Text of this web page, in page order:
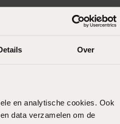
Over
en analytische cookies. Ook
data verzamelen om de